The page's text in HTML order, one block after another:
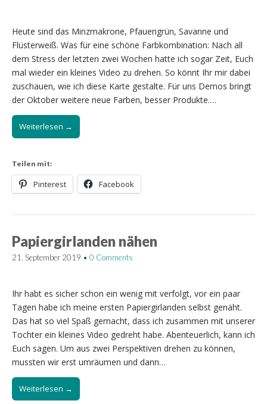
Heute sind das Minzmakrone, Pfauengrün, Savanne und
Flüsterweiß. Was für eine schöne Farbkombination: Nach all
dem Stress der letzten zwei Wochen hatte ich sogar Zeit, Euch
mal wieder ein kleines Video zu drehen. So könnt Ihr mir dabei
zuschauen, wie ich diese Karte gestalte. Für uns Demos bringt
der Oktober weitere neue Farben, besser Produkte.…
Weiterlesen →
Teilen mit:
Pinterest Facebook
Papiergirlanden nähen
21. September 2019 • 0 Comments
Ihr habt es sicher schon ein wenig mit verfolgt, vor ein paar
Tagen habe ich meine ersten Papiergirlanden selbst genäht.
Das hat so viel Spaß gemacht, dass ich zusammen mit unserer
Tochter ein kleines Video gedreht habe. Abenteuerlich, kann ich
Euch sagen. Um aus zwei Perspektiven drehen zu können,
mussten wir erst umräumen und dann…
Weiterlesen →